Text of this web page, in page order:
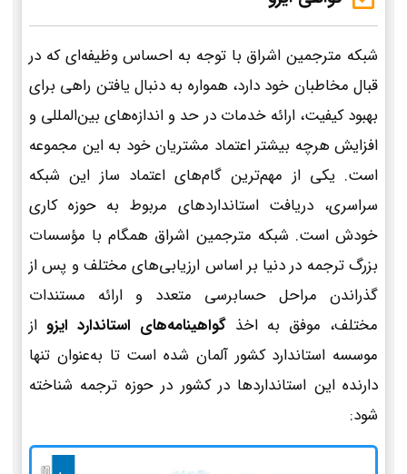
شبکه مترجمین اشراق با توجه به احساس وظیفه‌ای که در
قبال مخاطبان خود دارد، همواره به دنبال یافتن راهی برای
بهبود کیفیت، ارائه خدمات در حد و اندازه‌های بین‌المللی و
افزایش هرچه بیشتر اعتماد مشتریان خود به این مجموعه
است. یکی از مهم‌ترین گام‌های اعتماد ساز این شبکه
سراسری، دریافت استانداردهای مربوط به حوزه کاری
خودش است. شبکه مترجمین اشراق همگام با مؤسسات
بزرگ ترجمه در دنیا بر اساس ارزیابی‌های مختلف و پس از
گذراندن مراحل حسابرسی متعدد و ارائه مستندات
مختلف، موفق به اخذ گواهینامه‌های استاندارد ایزو از
موسسه استاندارد کشور آلمان شده است تا به‌عنوان تنها
دارنده این استانداردها در کشور در حوزه ترجمه شناخته
شود: